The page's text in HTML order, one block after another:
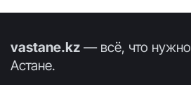
vastane.kz — всё, что
Астане.